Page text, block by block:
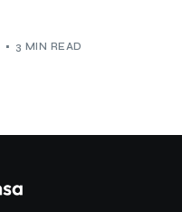
3 MIN READ